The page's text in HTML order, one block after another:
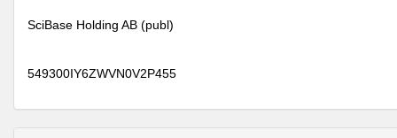
SciBase Holding AB (publ)
549300IY6ZWVN0V2P455